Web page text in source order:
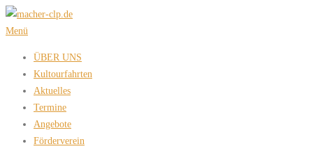
Zum
Inhalt
Menü
ÜBER UNS
Kultourfahrten
Aktuelles
Termine
Angebote
Förderverein